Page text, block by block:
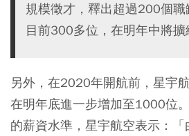
規模徵才，釋出超過200個
目前300多位，在明年中將擴
另外，在2020年開航前，星宇
在明年底進一步增加至1000位
的薪資水準，星宇航空表示：